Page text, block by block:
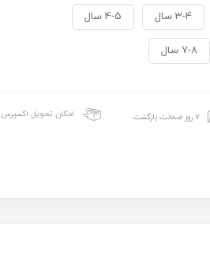
3-4 سال 4-5 سال
7-8 سال
۷ روز ضمانت بازگشت امکان تحویل اکسپرس